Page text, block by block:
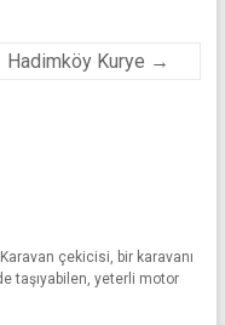
Hadimköy Kurye →
çekicisi, bir karavanı
taşıyabilen, yeterli motor